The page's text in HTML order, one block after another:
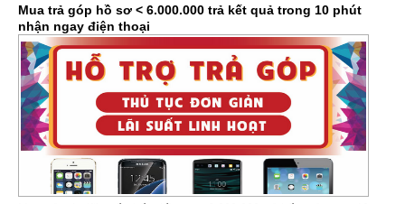
Mua trả góp hồ sơ < 6.000.000 trả kết quả trong 10 phút
nhận ngay điện thoại